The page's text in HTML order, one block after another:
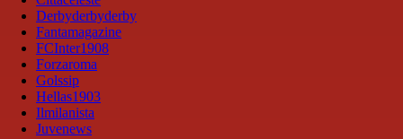
Derbyderbyderby
Fantamagazine
FCInter1908
Forzaroma
Golssip
Hellas1903
Ilmilanista
Juvenews